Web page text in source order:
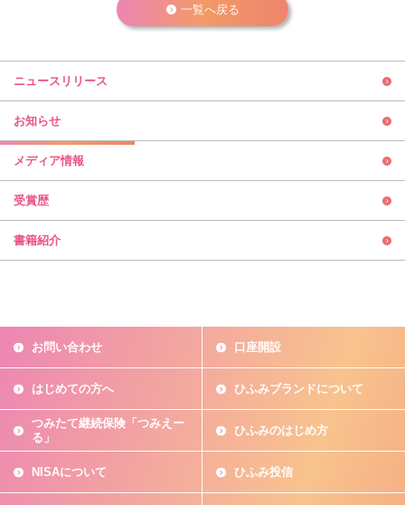
一覧へ戻る
ニュースリリース
お知らせ
メディア情報
受賞歴
書籍紹介
お問い合わせ 口座開設
はじめての方へ ひふみブランドについて
つみたて継続保険「つみえー
る」
ひふみのはじめ方
NISAについて ひふみ投信